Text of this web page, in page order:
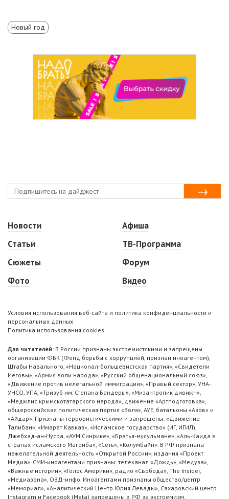
Новый год
Новости
Статьи
Сюжеты
Фото
Афиша
ТВ-Программа
Форум
Видео
Условия использования веб-сайта и политика конфиденциальности и
персональных данных
Политика использования cookies
Для читателей: В России признаны экстремистскими и запрещены
организации ФБК (Фонд борьбы с коррупцией, признан иноагентом),
Штабы Навального, «Национал-большевистская партия», «Свидетели
Иеговы», «Армия воли народа», «Русский общенациональный союз»,
«Движение против нелегальной иммиграции», «Правый сектор», УНА-
УНСО, УПА, «Тризуб им. Степана Бандеры», «Мизантропик дивижн»,
«Меджлис крымскотатарского народа», движение «Артподготовка»,
общероссийская политическая партия «Воля», АУЕ, батальоны «Азов» и
«Айдар». Признаны террористическими и запрещены: «Движение
Талибан», «Имарат Кавказ», «Исламское государство» (ИГ, ИГИЛ),
Джебхад-ан-Нусра, «АУМ Синрике», «Братья-мусульмане», «Аль-Каида в
странах исламского Магриба», «Сеть», «Колумбайн». В РФ признана
нежелательной деятельность «Открытой России», издания «Проект
Медиа». СМИ-иноагентами признаны: телеканал «Дождь», «Медуза»,
«Важные истории», «Голос Америки», радио «Свобода», The Insider,
«Медиазона», ОВД-инфо. Иноагентами признаны общество/центр
«Мемориал», «Аналитический Центр Юрия Левады», Сахаровский центр.
Instagram и Facebook (Metа) запрещены в РФ за экстремизм.